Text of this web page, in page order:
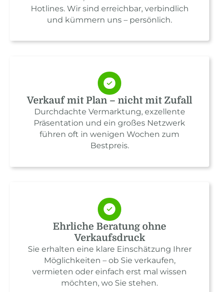
Hotlines. Wir sind erreichbar, verbindlich
und kümmern uns – persönlich.
Verkauf mit Plan – nicht mit Zufall
Durchdachte Vermarktung, exzellente
Präsentation und ein großes Netzwerk
führen oft in wenigen Wochen zum
Bestpreis.
Ehrliche Beratung ohne
Verkaufsdruck
Sie erhalten eine klare Einschätzung Ihrer
Möglichkeiten – ob Sie verkaufen,
vermieten oder einfach erst mal wissen
möchten, wo Sie stehen.